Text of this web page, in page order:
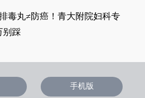
毒丸≠防癌！青大附院妇科专
别踩
手机版